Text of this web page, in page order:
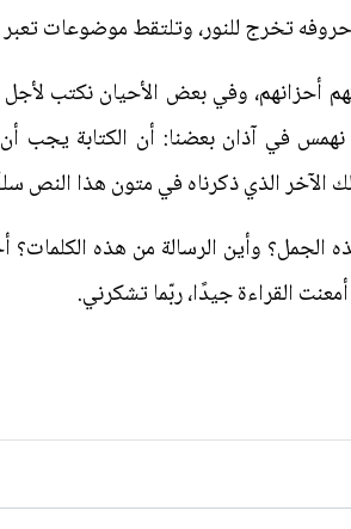
حروفه تخرج للنور، وتلتقط موضوعات
أحزانهم، وفي بعض الأحيان نكتب
في آذان بعضنا: أن الكتابة يجب
الآخر الذي ذكرناه في متون هذا النص
وأين الرسالة من هذه الكلمات؟
القراءة جيدًا، ربّما تشكرني.